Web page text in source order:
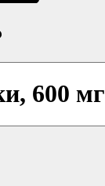
600 мг